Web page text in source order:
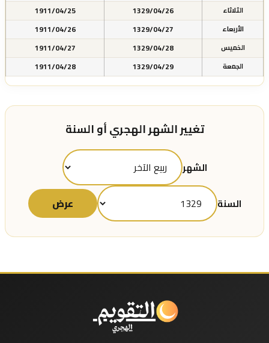
الثلاثاء 1329/04/26
1911/04/25
الأربعاء 1329/04/27
1911/04/26
الخميس 1329/04/28
1911/04/27
الجمعة 1329/04/29
1911/04/28
تغيير الشهر الهجري أو السنة
الشهر
السنة عرض